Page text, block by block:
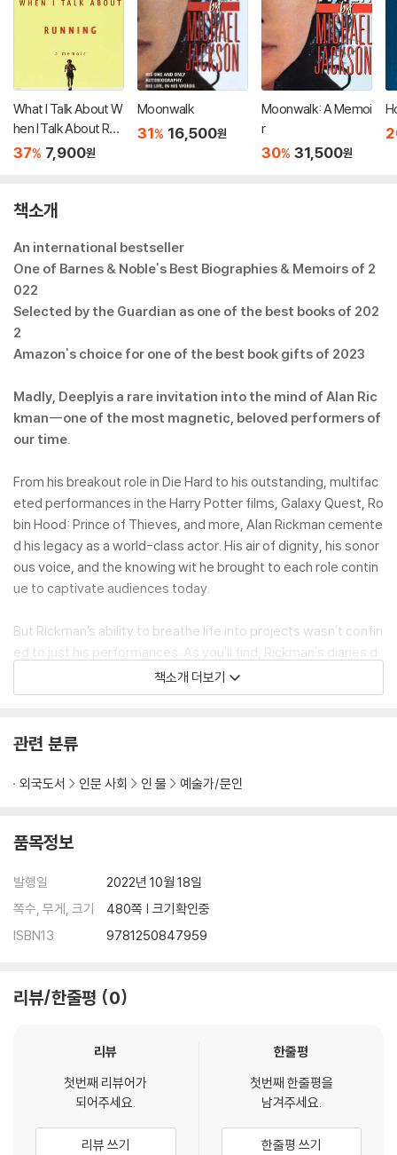
What I Talk About W
hen I Talk About Run
ning
37% 7,900원
Moonwalk
31% 16,500원
Moonwalk: A Memoi
r
30% 31,500원
책소개
An international bestseller
One of Barnes & Noble's Best Biographies & Memoirs of 2
022
Selected by the Guardian as one of the best books of 202
2
Amazon's choice for one of the best book gifts of 2023
Madly, Deeplyis a rare invitation into the mind of Alan Ric
kman--one of the most magnetic, beloved performers of
our time.
From his breakout role in Die Hard to his outstanding, multifac
eted performances in the Harry Potter films, Galaxy Quest, Ro
bin Hood: Prince of Thieves, and more, Alan Rickman cemente
d his legacy as a world-class actor. His air of dignity, his sonor
ous voice, and the knowing wit he brought to each role contin
ue to captivate audiences today.
But Rickman’s ability to breathe life into projects wasn't confin
ed to just his performances. As you'll find, Rickman's diaries d
etail the extraordinary and the ordinary, flitting between world
ly and witty and gossipy, while remaining utterly candid throug
the globe, and on the sets of films and plays ranging from Sen
ilm he directed, A Little Chaos.
gular insight into Rickman's public and private life. Reading the
eet Rickman the consummate professional actor, but also the
friend, the traveler, the fan, the director, the enthusiast; in sho
rt, the man beyond the icon.
hompson, and an afterword by Rima Horton.
책소개 더보기
관련 분류
외국도서 인문 사회 인 물 예술가/문인
품목정보
발행일
2022년 10월 18일
쪽수, 무게, 크기
480쪽 | 크기확인중
ISBN13
9781250847959
리뷰/한줄평 0
리뷰
첫번째 리뷰어가
되어주세요.
리뷰 쓰기
한줄평
첫번째 한줄평을
남겨주세요.
한줄평 쓰기